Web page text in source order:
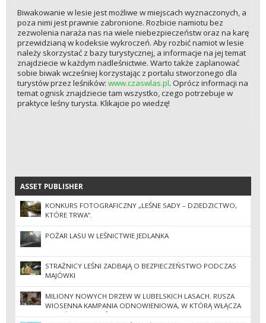
Biwakowanie w lesie jest możliwe w miejscach wyznaczonych, a
poza nimi jest prawnie zabronione. Rozbicie namiotu bez
zezwolenia naraża nas na wiele niebezpieczeństw oraz na karę
przewidzianą w kodeksie wykroczeń. Aby rozbić namiot w lesie
należy skorzystać z bazy turystycznej, a informacje na jej temat
znajdziecie w każdym nadleśnictwie. Warto także zaplanować
sobie biwak wcześniej korzystając z portalu stworzonego dla
turystów przez leśników: www.czaswlas.pl. Oprócz informacji na
temat ognisk znajdziecie tam wszystko, czego potrzebuje w
praktyce leśny turysta. Klikajcie po wiedzę!
ASSET PUBLISHER
ASSET PUBLISHER
KONKURS FOTOGRAFICZNY „LEŚNE SADY – DZIEDZICTWO,
KTÓRE TRWA”.
POŻAR LASU W LEŚNICTWIE JEDLANKA
STRAŻNICY LEŚNI ZADBAJĄ O BEZPIECZEŃSTWO PODCZAS
MAJÓWKI
MILIONY NOWYCH DRZEW W LUBELSKICH LASACH. RUSZA
WIOSENNA KAMPANIA ODNOWIENIOWA, W KTÓRĄ WŁĄCZA
SIĘ TEŻ SPOŁECZEŃSTWO.